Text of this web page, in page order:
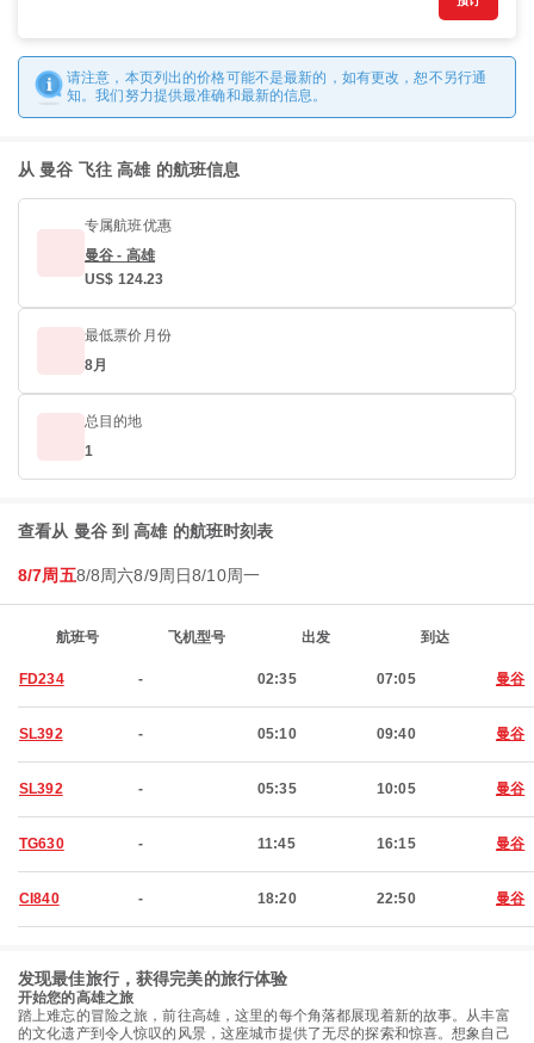
请注意，本页列出的价格可能不是最新的，如有更改，恕不另行通
知。我们努力提供最准确和最新的信息。
从 曼谷 飞往 高雄 的航班信息
专属航班优惠
曼谷 - 高雄
US$ 124.23
最低票价月份
8月
总目的地
1
查看从 曼谷 到 高雄 的航班时刻表
8/7周五8/8周六8/9周日8/10周一
航班号 飞机型号 出发 到达
FD234 - 02:35 07:05 曼谷
SL392 - 05:10 09:40 曼谷
SL392 - 05:35 10:05 曼谷
TG630 - 11:45 16:15 曼谷
CI840 - 18:20 22:50 曼谷
发现最佳旅行，获得完美的旅行体验
开始您的高雄之旅
踏上难忘的冒险之旅，前往高雄，这里的每个角落都展现着新的故事。从丰富
的文化遗产到令人惊叹的风景，这座城市提供了无尽的探索和惊喜。想象自己